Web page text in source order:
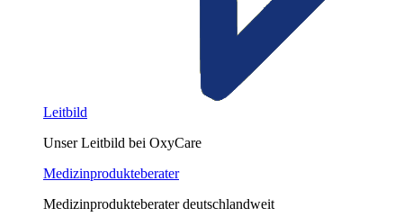
Leitbild
Unser Leitbild bei OxyCare
Medizinprodukteberater
Medizinprodukteberater deutschlandweit